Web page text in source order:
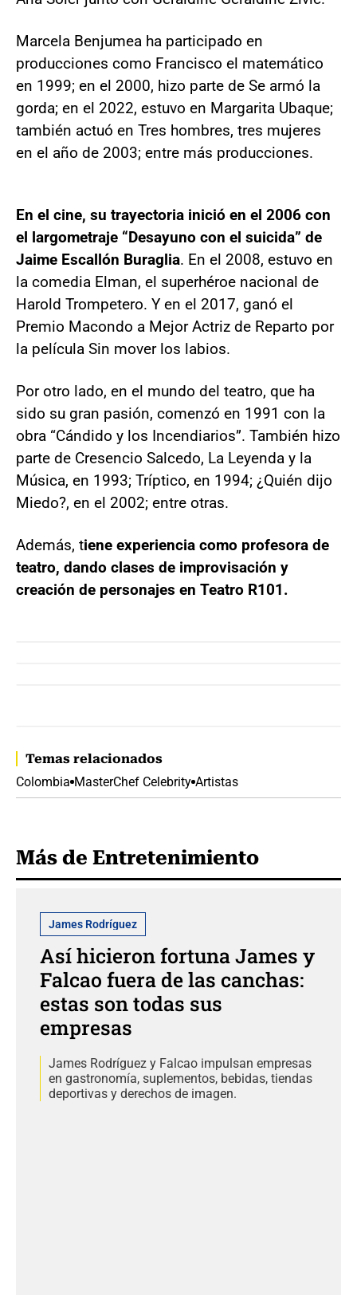
Marcela Benjumea ha participado en
producciones como Francisco el matemático
en 1999; en el 2000, hizo parte de Se armó la
gorda; en el 2022, estuvo en Margarita Ubaque;
también actuó en Tres hombres, tres mujeres
en el año de 2003; entre más producciones.
En el cine, su trayectoria inició en el 2006 con
el largometraje “Desayuno con el suicida” de
Jaime Escallón Buraglia. En el 2008, estuvo en
la comedia Elman, el superhéroe nacional de
Harold Trompetero. Y en el 2017, ganó el
Premio Macondo a Mejor Actriz de Reparto por
la película Sin mover los labios.
Por otro lado, en el mundo del teatro, que ha
sido su gran pasión, comenzó en 1991 con la
obra “Cándido y los Incendiarios”. También hizo
parte de Cresencio Salcedo, La Leyenda y la
Música, en 1993; Tríptico, en 1994; ¿Quién dijo
Miedo?, en el 2002; entre otras.
Además, tiene experiencia como profesora de
teatro, dando clases de improvisación y
creación de personajes en Teatro R101.
Temas relacionados
Colombia MasterChef Celebrity Artistas
Más de Entretenimiento
James Rodríguez
Así hicieron fortuna James y
Falcao fuera de las canchas:
estas son todas sus
empresas
James Rodríguez y Falcao impulsan empresas
en gastronomía, suplementos, bebidas, tiendas
deportivas y derechos de imagen.